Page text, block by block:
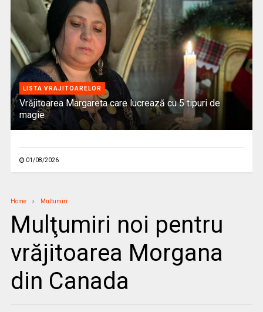
LISTA VRAJITOARELOR
Vrăjitoarea Margareta care lucrează cu 5 tipuri de
magie
01/08/2026
Home Multumiri
Mulţumiri noi pentru
vrăjitoarea Morgana
din Canada